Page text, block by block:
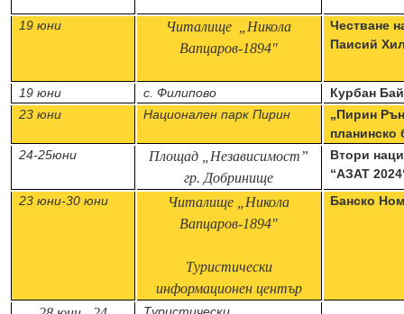
19 юни Читалище „Никола
Вапцаров-1894"
Честване
Паисий
19 юни с. Филипово
Курбан
23 юни
Национален парк Пирин
„Пирин
планинско
24-25юни
Площад „Независимост”
гр. Добринище
Втори
“АЗАТ
23 юни-30 юни Читалище „Никола
Вапцаров-1894"
Туристически
информационен център
Банско